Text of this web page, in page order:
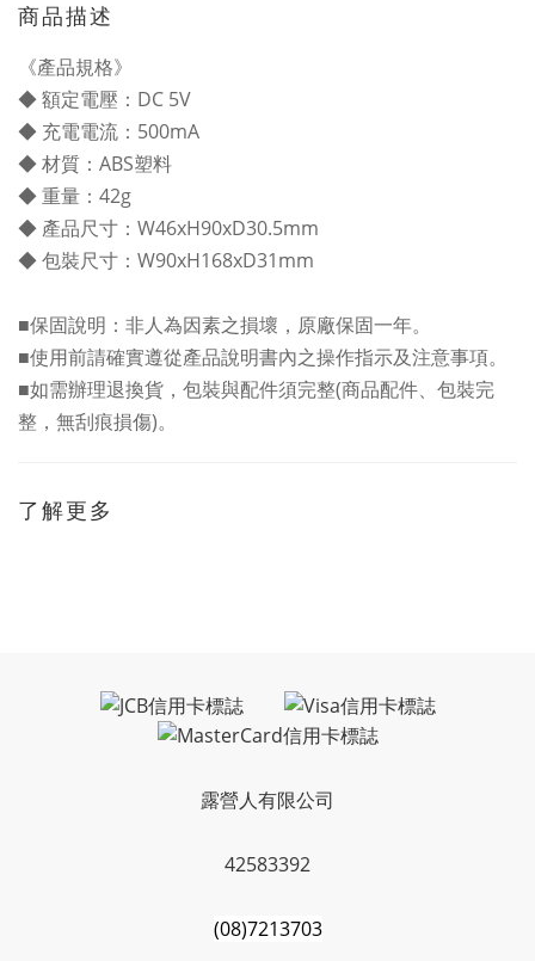
商品描述
《產品規格》
◆ 額定電壓：DC 5V
◆ 充電電流 ： 500mA
◆ 材質 ： ABS塑料
◆ 重量 ： 42g
◆ 產品尺寸 ： W46xH90xD30.5mm
◆ 包裝尺寸 ： W90xH168xD31mm
■保固說明：非人為因素之損壞，原廠保固一年。
■使用前請確實遵從產品說明書內之操作指示及注意事項。
■如需辦理退換貨，包裝與配件須完整(商品配件、包裝完
整，無刮痕損傷)。
了解更多
露營人有限公司
42583392
(08)7213703